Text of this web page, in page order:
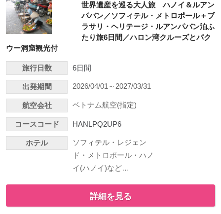
世界遺産を巡る大人旅 ハノイ＆ルアン
パバン／ソフィテル・メトロポール＋ブ
ラサリ・ヘリテージ・ルアンパバン泊ふ
たり旅6日間／ハロン湾クルーズとパク
ウー洞窟観光付
旅行日数 6日間
出発期間 2026/04/01～2027/03/31
航空会社 ベトナム航空(指定)
コースコード HANLPQ2UP6
ホテル
ソフィテル・レジェン
ド・メトロポール・ハノ
イ(ハノイ)など…
詳細を見る